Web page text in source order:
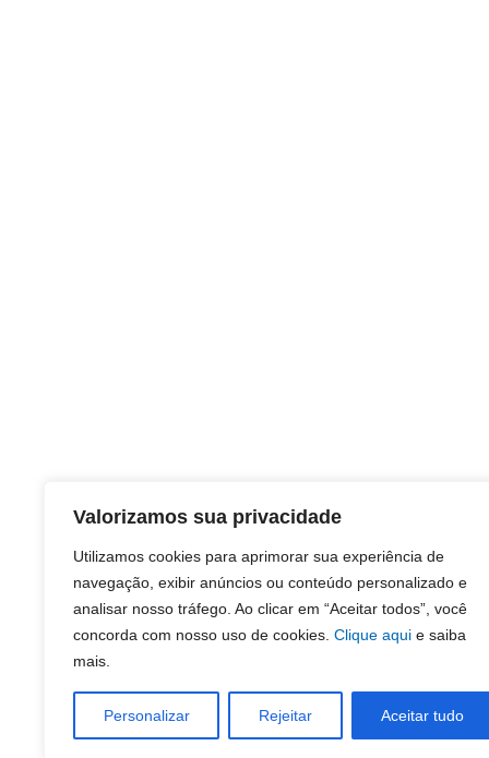
Valorizamos sua privacidade
Utilizamos cookies para aprimorar sua experiência de
navegação, exibir anúncios ou conteúdo personalizado e
analisar nosso tráfego. Ao clicar em “Aceitar todos”, você
concorda com nosso uso de cookies. Clique aqui e saiba
mais.
Personalizar Rejeitar Aceitar tudo